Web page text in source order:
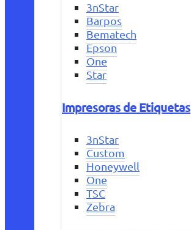
3nStar
Barpos
Bematech
Epson
One
Star
Impresoras de Etiquetas
3nStar
Custom
Honeywell
One
TSC
Zebra